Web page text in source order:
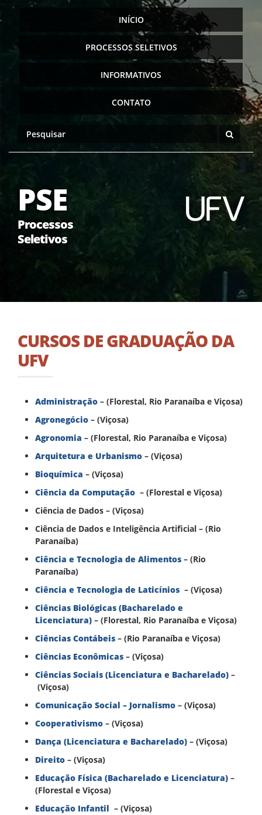
INÍCIO
PROCESSOS SELETIVOS
INFORMATIVOS
CONTATO
PSE
Processos
Seletivos
CURSOS DE GRADUAÇÃO DA
UFV
Administração – (Florestal, Rio Paranaíba e Viçosa)
Agronegócio – (Viçosa)
Agronomia – (Florestal, Rio Paranaíba e Viçosa)
Arquitetura e Urbanismo – (Viçosa)
Bioquímica – (Viçosa)
Ciência da Computação – (Florestal e Viçosa)
Ciência de Dados – (Viçosa)
Ciência de Dados e Inteligência Artificial – (Rio
Paranaíba)
Ciência e Tecnologia de Alimentos – (Rio
Paranaíba)
Ciência e Tecnologia de Laticínios – (Viçosa)
Ciências Biológicas (Bacharelado e
Licenciatura) – (Florestal, Rio Paranaíba e Viçosa)
Ciências Contábeis – (Rio Paranaíba e Viçosa)
Ciências Econômicas – (Viçosa)
Ciências Sociais (Licenciatura e Bacharelado) –
(Viçosa)
Comunicação Social – Jornalismo – (Viçosa)
Cooperativismo – (Viçosa)
Dança (Licenciatura e Bacharelado) – (Viçosa)
Direito – (Viçosa)
Educação Física (Bacharelado e Licenciatura) –
(Florestal e Viçosa)
Educação Infantil – (Viçosa)